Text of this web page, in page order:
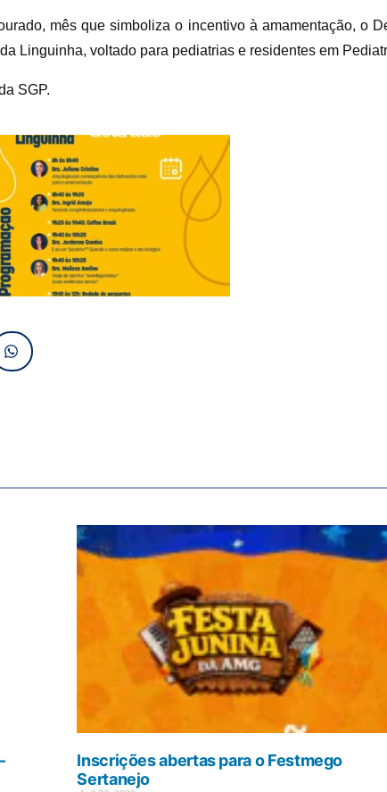
mês que simboliza o incentivo à amamentação, o
Linguinha, voltado para pediatrias e residentes em
SGP.
Inscrições abertas para o Festmego
Sertanejo